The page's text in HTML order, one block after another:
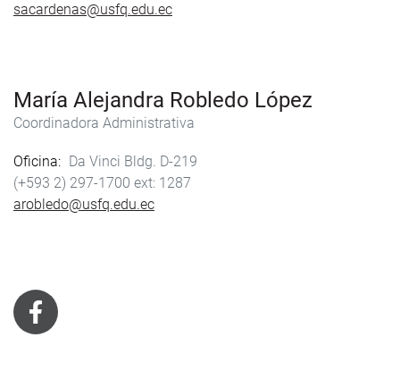
sacardenas@usfq.edu.ec
María Alejandra Robledo López
Coordinadora Administrativa
Oficina
Da Vinci Bldg. D-219
(+593 2) 297-1700
1287
arobledo@usfq.edu.ec